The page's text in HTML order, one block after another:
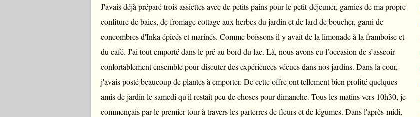
J'avais déjà préparé trois assiettes avec de petits pains pour le petit-déjeuner, garnies de ma propre
confiture de baies, de fromage cottage aux herbes du jardin et de lard de boucher, garni de
concombres d'Inka épicés et marinés. Comme boissons il y avait de la limonade à la framboise et
du café. J'ai tout emporté dans le pré au bord du lac. Là, nous avons eu l’occasion de s’asseoir
confortablement ensemble pour discuter des expériences vécues dans nos jardins. Dans la cour,
j'avais posté beaucoup de plantes à emporter. De cette offre ont tellement bien profité quelques
amis de jardin le samedi qu'il restait peu de choses pour dimanche. Tous les matins vers 10h30, je
commençais par le premier tour à travers les parterres de fleurs et de légumes. Dans l'après-midi,